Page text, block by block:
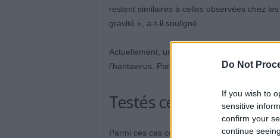
Do Not
If you wish to
sensitive
confirm your
continue
restent similaires à celles observées chez
gravité », a-t-il souligné.
Actuellement, une Française de 65 ans est
l’hantavirus. Par ailleurs, 22 de ses
Testés ce mercredi
Parmi ces cas contact, se trouvent des